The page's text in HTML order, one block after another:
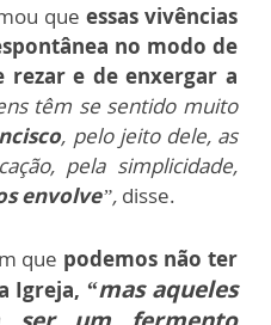
queessas vivências
no modo de
e de enxergar a
têm se sentido muito
, pelo jeito dele, as
pela simplicidade,
envolve”, disse.
que podemos não ter
Igreja, “mas aqueles